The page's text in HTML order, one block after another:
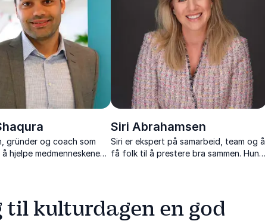
gründer og coach som
hjelpe medmenneskene
Siri Abrahamsen
Siri er ekspert på samarbeid, team og å
få folk til å prestere bra sammen. Hun
kulturdagen en god